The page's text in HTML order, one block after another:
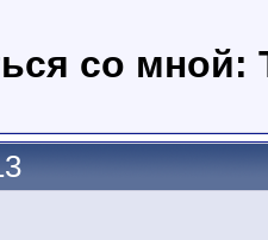
со мной: